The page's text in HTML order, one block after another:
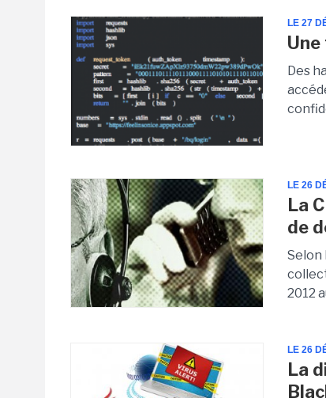
LE 27
Des
LE 26
La
de
Selon
2012
LE 26
La